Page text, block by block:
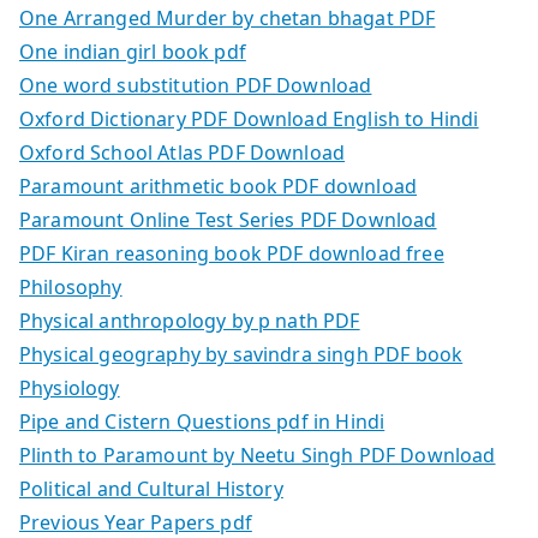
One Arranged Murder by chetan bhagat PDF
One indian girl book pdf
One word substitution PDF Download
Oxford Dictionary PDF Download English to Hindi
Oxford School Atlas PDF Download
Paramount arithmetic book PDF download
Paramount Online Test Series PDF Download
PDF Kiran reasoning book PDF download free
Philosophy
Physical anthropology by p nath PDF
Physical geography by savindra singh PDF book
Physiology
Pipe and Cistern Questions pdf in Hindi
Plinth to Paramount by Neetu Singh PDF Download
Political and Cultural History
Previous Year Papers pdf